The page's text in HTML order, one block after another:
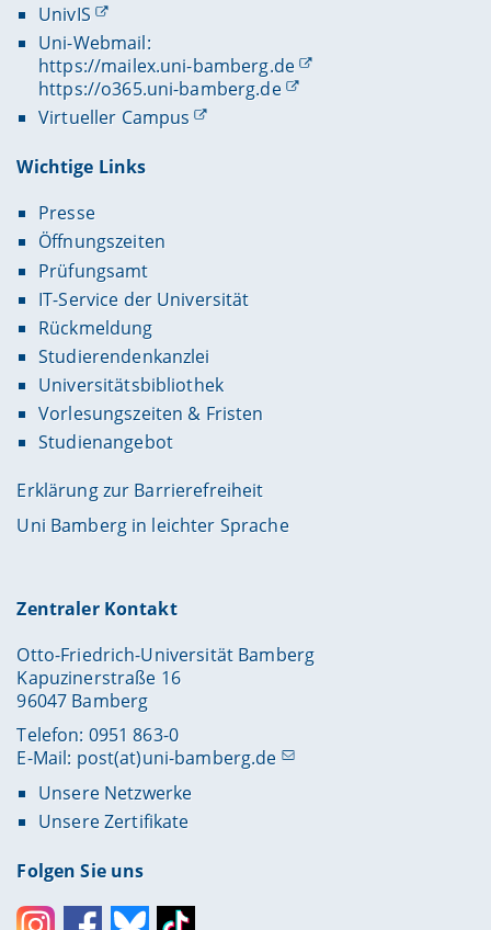
UnivIS
Uni-Webmail:
https://mailex.uni-bamberg.de
https://o365.uni-bamberg.de
Virtueller Campus
Wichtige Links
Presse
Öffnungszeiten
Prüfungsamt
IT-Service der Universität
Rückmeldung
Studierendenkanzlei
Universitätsbibliothek
Vorlesungszeiten & Fristen
Studienangebot
Erklärung zur Barrierefreiheit
Uni Bamberg in leichter Sprache
Zentraler Kontakt
Otto-Friedrich-Universität Bamberg
Kapuzinerstraße 16
96047 Bamberg
Telefon: 0951 863-0
E-Mail: post(at)uni-bamberg.de
Unsere Netzwerke
Unsere Zertifikate
Folgen Sie uns